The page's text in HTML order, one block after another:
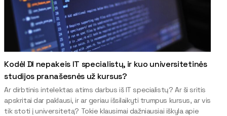
Kodėl DI nepakeis IT specialistų, ir kuo universitetinės
studijos pranašesnės už kursus?
Ar dirbtinis intelektas atims darbus iš IT specialistų? Ar ši sritis
apskritai dar paklausi, ir ar geriau išsilaikyti trumpus kursus, ar vis
tik stoti į universitetą? Tokie klausimai dažniausiai iškyla apie